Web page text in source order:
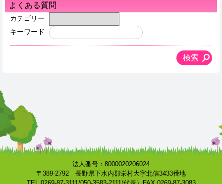
よくある質問
カテゴリー
キーワード
法人番号：8000020206024
〒389-2792 長野県下水内郡栄村大字北信3433番地